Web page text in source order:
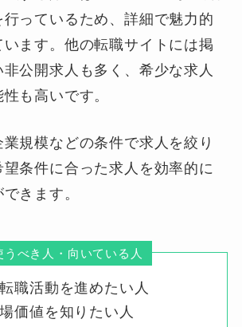
っているため、詳細で魅力的
ます。他の転職サイトには掲
公開求人も多く、希少な求人
も高いです。
業規模などの条件で求人を絞り
条件に合った求人を効率的に
きます。
べき人・向いている人
職活動を進めたい人
価値を知りたい人